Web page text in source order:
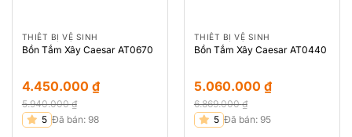
THIẾT BỊ VỆ SINH
Bồn Tắm Xây Caesar AT0670
5.940.000₫
Giá
4.450.000 ₫
Giá 5 Đã bán: 98
THIẾT BỊ VỆ SINH
Bồn Tắm Xây Caesar AT0440
6.869.000₫
Giá
5.060.000 ₫
Giá 5 Đã bán: 95